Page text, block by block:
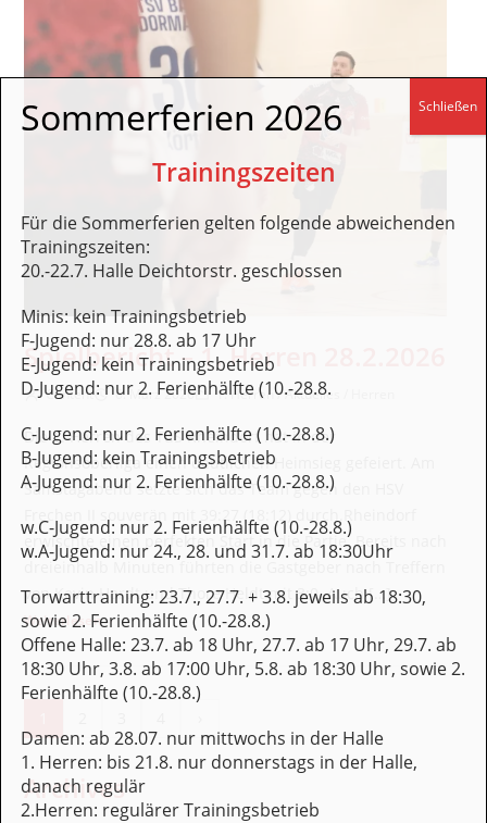
Spielbericht – 1. Herren 28.2.2026
Beitrags-Autor:
ContentBeitrag veröffentlicht:
6. März 2026Beitrags-Kategorie:
1. Herren /Aktuelles
Die 1. Herren des TuS Rheindorf hat in der
Regionsoberliga einen deutlichen Heimsieg gefeiert. Am
Samstagabend setzte sich das Team gegen den HSV
erwischte einen perfekten Start in die Partie. Bereits nach
dreieinhalb Minuten führten die Gastgeber nach Treffern
von Kevin Hardt und Thore Heldt mit 3:0. Auch […]
Weiterlesen: Spielbericht – 1. Herren 28.2.2026
Zur nächsten Seite
Archives
Sommerferien 2026
Trainingszeiten
Für die Sommerferien gelten folgende abweichenden
Trainingszeiten:
20.-22.7. Halle Deichtorstr. geschlossen
Minis: kein Trainingsbetrieb
F-Jugend: nur 28.8. ab 17 Uhr
E-Jugend: kein Trainingsbetrieb
D-Jugend: nur 2. Ferienhälfte (10.-28.8.
C-Jugend: nur 2. Ferienhälfte (10.-28.8.)
B-Jugend: kein Trainingsbetrieb
A-Jugend: nur 2. Ferienhälfte (10.-28.8.)
w.C-Jugend: nur 2. Ferienhälfte (10.-28.8.)
w.A-Jugend: nur 24., 28. und 31.7. ab 18:30Uhr
Torwarttraining: 23.7., 27.7. + 3.8. jeweils ab 18:30,
sowie 2. Ferienhälfte (10.-28.8.)
Offene Halle: 23.7. ab 18 Uhr, 27.7. ab 17 Uhr, 29.7. ab
18:30 Uhr, 3.8. ab 17:00 Uhr, 5.8. ab 18:30 Uhr, sowie 2.
Ferienhälfte (10.-28.8.)
Damen: ab 28.07. nur mittwochs in der Halle
1. Herren: bis 21.8. nur donnerstags in der Halle,
danach regulär
2.Herren: regulärer Trainingsbetrieb
Schließen